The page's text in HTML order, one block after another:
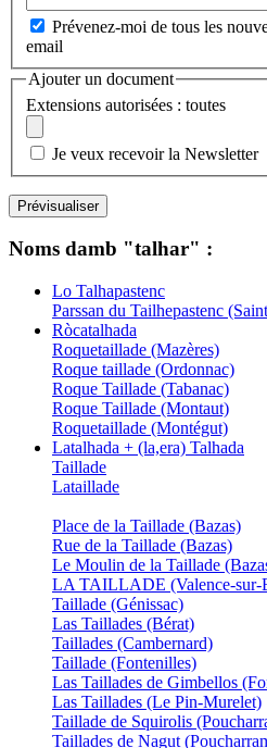
Prévenez-moi de tous les
email
Ajouter un document
Extensions autorisées : toutes
Je veux recevoir la Newsletter
Noms damb "talhar" :
Lo Talhapastenc
Parssan du Tailhepastenc
Ròcatalhada
Roquetaillade (Mazères)
Roque taillade (Ordonnac)
Roque Taillade (Tabanac)
Roque Taillade (Montaut)
Roquetaillade (Montégut)
Latalhada + (la,era) Talhada
Taillade
Lataillade
Place de la Taillade (Bazas)
Rue de la Taillade (Bazas)
Le Moulin de la Taillade
LA TAILLADE (Valence-sur-
Taillade (Génissac)
Las Taillades (Bérat)
Taillades (Cambernard)
Taillade (Fontenilles)
Las Taillades de Gimbellos
Las Taillades (Le Pin-Murelet)
Taillade de Squirolis
Taillades de Nagut